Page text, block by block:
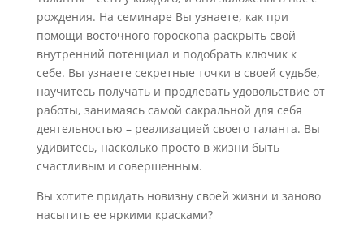
рождения. На семинаре Вы узнаете, как при
помощи восточного гороскопа раскрыть свой
внутренний потенциал и подобрать ключик к
себе. Вы узнаете секретные точки в своей судьбе,
научитесь получать и продлевать удовольствие от
работы, занимаясь самой сакральной для себя
деятельностью – реализацией своего таланта. Вы
удивитесь, насколько просто в жизни быть
счастливым и совершенным.
Вы хотите придать новизну своей жизни и заново
насытить ее яркими красками?